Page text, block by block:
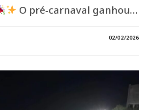
O pré-carnaval ganhou…
02/02/2026